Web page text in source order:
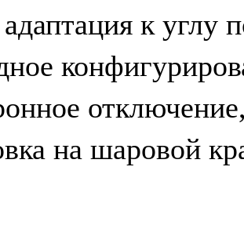
к углу
на шаровой